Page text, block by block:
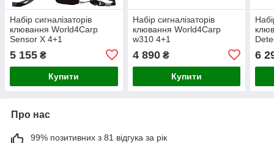
Набір сигналізаторів
клювання World4Carp
Sensor X 4+1
5 155 ₴
Купити
Набір сигналізаторів
клювання World4Carp
w310 4+1
4 890₴
Купити
6
Про нас
99% позитивних з 81 відгука за рік